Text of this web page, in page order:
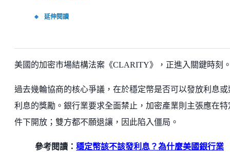
延伸閱讀
美國的加密市場結構法案《CLARITY》，正進入關鍵時刻
過去幾輪協商的核心爭議，在於穩定幣是否可以發放利息或
利息的獎勵。銀行業要求全面禁止，加密產業則主張應在特
件下開放；雙方都不願退讓，因此陷入僵局。
參考閱讀： 穩定幣該不該發利息？為什麼美國銀行業